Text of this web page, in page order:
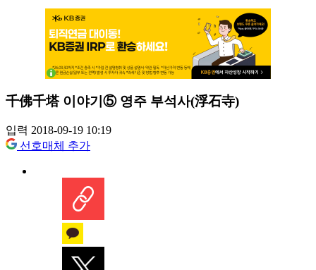
千佛千塔 이야기⑤ 영주 부석사(浮石寺)
입력 2018-09-19 10:19
선호매체 추가